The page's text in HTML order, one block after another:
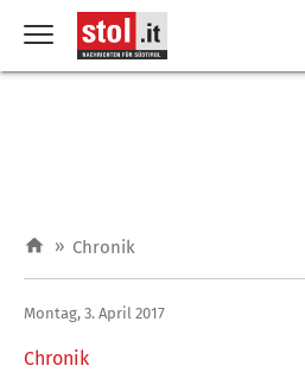
» Chronik
Chronik
Montag, 3. April 2017